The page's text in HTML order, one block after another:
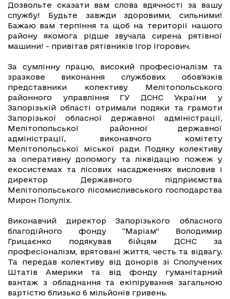
Дозвольте сказати вам слова вдячності за вашу
службу! Будьте завжди здоровими, сильними!
Бажаю вам терпіння та щоб на території нашого
району якомога рідше звучала сирена рятівної
машини! - привітав рятівників Ігор Ігорович.
За сумлінну працю, високий професіоналізм та
зразкове виконання службових обов'язків
представники колективу Мелітопольського
районного управління ГУ ДСНС України у
Запорізькій області отримали подяки та грамоти
Запорізької обласної державної адміністрації,
Мелітопольської районної державної
адміністрації, виконавчого комітету
Мелітопольської міської ради. Подяку колективу
за оперативну допомогу та ліквідацію пожеж у
екосистемах та лісових насадженнях висловив і
директор Державного підприємства
Мелітопольського лісомисливського господарства
Мирон Полуліх.
Виконавчий директор Запорізького обласного
благодійного фонду “Маріам” Володимир
Грицаєнко подякував бійцям ДСНС за
професіоналізм, врятовані життя, честь та відвагу.
Та передав колективу від донорів зі Сполучених
Штатів Америки та від фонду гуманітарний
вантаж з обладнання та екіпірування загальною
вартістю близько 6 мільйонів гривень.